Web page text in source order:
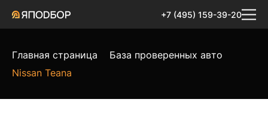
+7 (495) 159-39-20
Главная страница
База проверенных авто
Nissan Teana